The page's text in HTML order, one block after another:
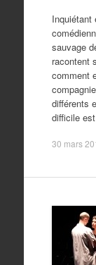
Inquiétant
sauvage
racontent
comment
différents
difficile
30 mars